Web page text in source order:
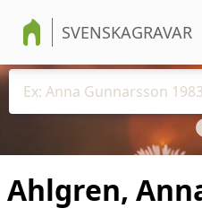
SVENSKAGRAVAR
Ahlgren,